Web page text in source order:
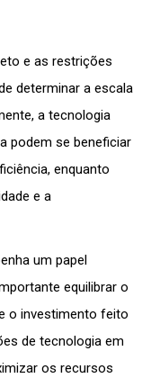
e as restrições
determinar a escala
a tecnologia
podem se beneficiar
enquanto
e a
um papel
equilibrar o
o investimento feito
de tecnologia em
os recursos